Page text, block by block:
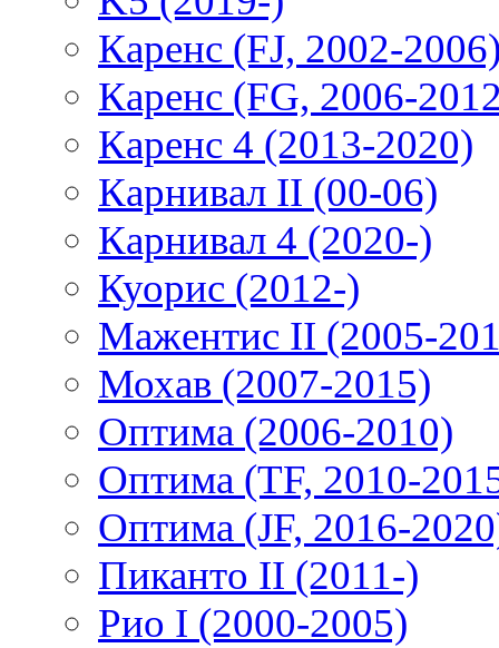
Каренс (FJ, 2002-
Каренс (FG, 2006-
Каренс 4 (2013-2020)
Карнивал II (00-06)
Карнивал 4 (2020-)
Куорис (2012-)
Мажентис II (2005-
Мохав (2007-2015)
Оптима (2006-2010)
Оптима (TF, 2010-
Оптима (JF, 2016-
Пиканто II (2011-)
Рио I (2000-2005)